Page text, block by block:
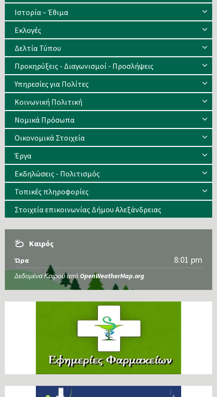
Ιστορία – Έθιμα
Eκλογές
Δελτία Τύπου
Προκηρύξεις - Διαγωνισμοί - Προσλήψεις
Υπηρεσίες για Πολίτες
Κοινωνική Πολιτική
Νομικά Πρόσωπα
Οικονομικά Στοιχεία
Έργα
Εκδηλώσεις - Πολιτισμός
Τοπικές πληροφορίες
Στοιχεία επικοινωνίας Δήμου Αλεξάνδρειας
Καιρός
Ώρα 8:01 pm
Δεδομένα Καιρού από OpenWeatherMap.org